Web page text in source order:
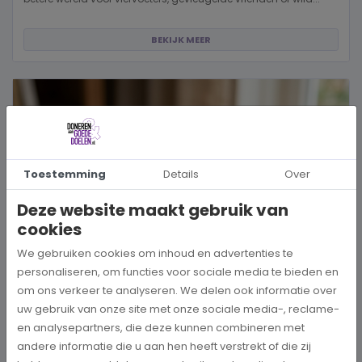
BEKIJK MEER
Hoe kies je een goed doel dat écht bij je past?
Wanneer je besluit om een steentje bij te dragen aan een betere
Toestemming Details Over
Deze website maakt gebruik van
cookies
We gebruiken cookies om inhoud en advertenties te
personaliseren, om functies voor sociale media te bieden en
om ons verkeer te analyseren. We delen ook informatie over
uw gebruik van onze site met onze sociale media-, reclame-
en analysepartners, die deze kunnen combineren met
andere informatie die u aan hen heeft verstrekt of die zij